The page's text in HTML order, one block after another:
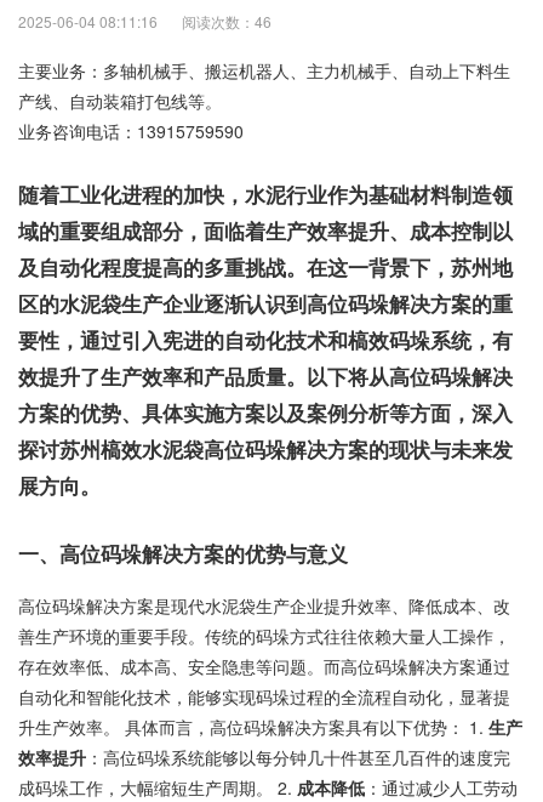
2025-06-04 08:11:16 阅读次数：46
主要业务：多轴机械手、搬运机器人、主力机械手、自动上下料生
产线、自动装箱打包线等。
业务咨询电话： 13915759590
随着工业化进程的加快，水泥行业作为基础材料制造领
域的重要组成部分，面临着生产效率提升、成本控制以
及自动化程度提高的多重挑战。在这一背景下，苏州地
区的水泥袋生产企业逐渐认识到高位码垛解决方案的重
要性，通过引入宪进的自动化技术和槁效码垛系统，有
效提升了生产效率和产品质量。以下将从高位码垛解决
方案的优势、具体实施方案以及案例分析等方面，深入
探讨苏州槁效水泥袋高位码垛解决方案的现状与未来发
展方向。
一、高位码垛解决方案的优势与意义
高位码垛解决方案是现代水泥袋生产企业提升效率、降低成本、改
善生产环境的重要手段。传统的码垛方式往往依赖大量人工操作，
存在效率低、成本高、安全隐患等问题。而高位码垛解决方案通过
自动化和智能化技术，能够实现码垛过程的全流程自动化，显著提
升生产效率。 具体而言，高位码垛解决方案具有以下优势： 1. 生产
效率提升 ：高位码垛系统能够以每分钟几十件甚至几百件的速度完
成码垛工作，大幅缩短生产周期。 2. 成本降低 ：通过减少人工劳动